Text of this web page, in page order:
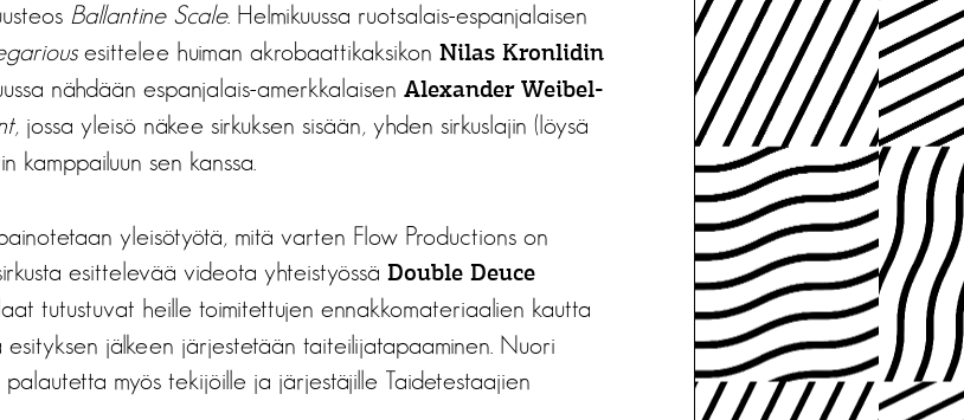
Ballantine Scale. Helmikuussa ruotsalais-espanjalaisen
esittelee huiman akrobaattikaksikon Nilas Kronlidin
nähdään espanjalais-amerkkalaisen Alexander Weibel-
, jossa yleisö näkee sirkuksen sisään, yhden sirkuslajin (löysä
kamppailuun sen kanssa.
yleisötyötä, mitä varten Flow Productions on
esittelevää videota yhteistyössä Double Deuce
tutustuvat heille toimitettujen ennakkomateriaalien kautta
jälkeen järjestetään taiteilijatapaaminen. Nuori
myös tekijöille ja järjestäjille Taidetestaajien